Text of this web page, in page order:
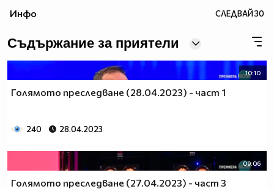
ще бъде издигнато в култ, а Ники Кънчев ще запознае
Инфо СЛЕДВАЙ30
Съдържание за приятели
10:10
Голямото преследване (28.04.2023) - част 1
240 28.04.2023
09:06
Голямото преследване (27.04.2023) - част 3